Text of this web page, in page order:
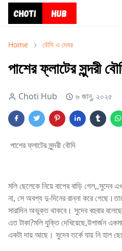
Home বৌদি ও দেবর
পাশের ফ্লাটের সুন্দরী
Choti Hub ৬ জানু, ২০২৫
পাশের ফ্লাটের সুন্দরী বৌদি
মলি ছেলেকে নিয়ে বাপের বাড়ি
না, সে অবশ্য দু-দিনের রান্না করে
সারাদিন অভুক্ত থাকবে। সুদেব বহুবার
এত টাকা?মলি যুক্তি দেখিয়েছে,উপার্জন
একটা দায় আছে। সুদেব তর্কে যায় নি হাল